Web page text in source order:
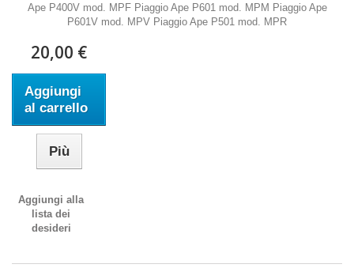
Ape P400V mod. MPF Piaggio Ape P601 mod. MPM Piaggio Ape
P601V mod. MPV Piaggio Ape P501 mod. MPR
20,00 €
Aggiungi
al carrello
Più
Aggiungi alla
lista dei
desideri